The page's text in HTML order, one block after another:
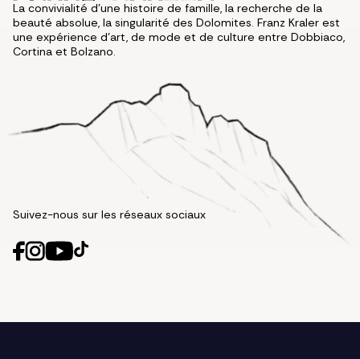
La convivialité d'une histoire de famille, la recherche de la
beauté absolue, la singularité des Dolomites. Franz Kraler est
une expérience d'art, de mode et de culture entre Dobbiaco,
Cortina et Bolzano.
Suivez-nous sur les réseaux sociaux